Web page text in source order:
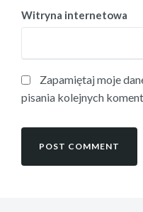
Witryna internetowa
Zapamiętaj moje
pisania kolejnych